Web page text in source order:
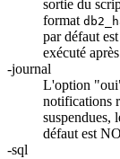
sortie du
format
par défaut
exécuté
-journal
L'option
notifications
suspendues,
défaut est NO
-sql